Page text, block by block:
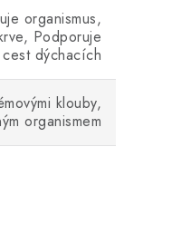
organismus,
Podporuje
dýchacích
klouby,
organismem